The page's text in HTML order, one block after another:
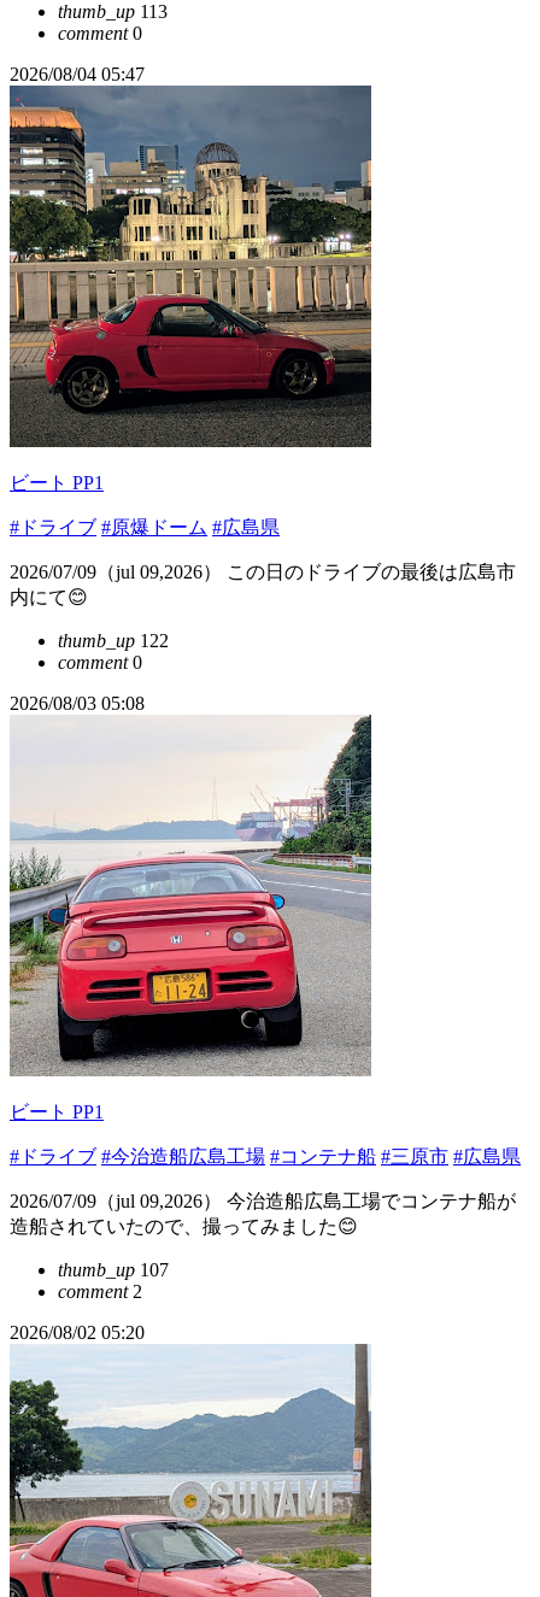
thumb_up 113
comment0
2026/08/04 05:47
ビート PP1
#ドライブ #原爆ドーム #広島県
2026/07/09（jul 09,2026） この日のドライブの最後は広島市
内にて😊
thumb_up 122
comment0
2026/08/03 05:08
ビート PP1
#ドライブ #今治造船広島工場 #コンテナ船 #三原市 #広島県
2026/07/09（jul 09,2026） 今治造船広島工場でコンテナ船が
造船されていたので、撮ってみました😊
thumb_up 107
comment2
2026/08/02 05:20